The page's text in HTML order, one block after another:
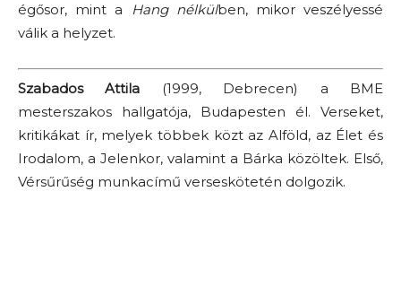
égősor, mint a Hang nélkülben, mikor veszélyessé
válik a helyzet.
Szabados Attila (1999, Debrecen) a BME
mesterszakos hallgatója, Budapesten él. Verseket,
kritikákat ír, melyek többek közt az Alföld, az Élet és
Irodalom, a Jelenkor, valamint a Bárka közöltek. Első,
Vérsűrűség munkacímű verseskötetén dolgozik.